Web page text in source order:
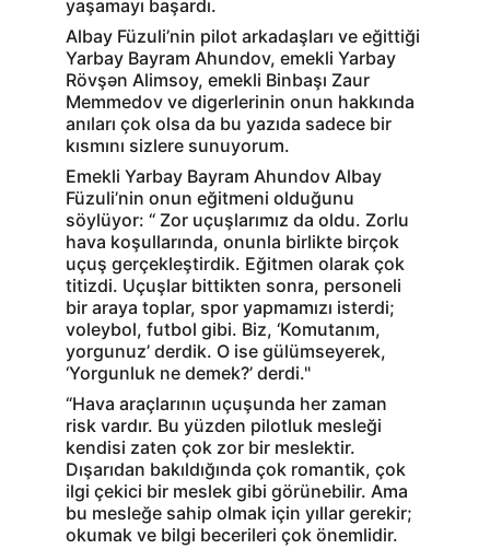
yaşamayı başardı.
Albay Füzuli’nin pilot arkadaşları ve eğittiği
Yarbay Bayram Ahundov, emekli Yarbay
Rövşən Alimsoy, emekli Binbaşı Zaur
Memmedov ve digerlerinin onun hakkında
anıları çok olsa da bu yazıda sadece bir
kısmını sizlere sunuyorum.
Emekli Yarbay Bayram Ahundov Albay
Füzuli’nin onun eğitmeni olduğunu
söylüyor: “ Zor uçuşlarımız da oldu. Zorlu
hava koşullarında, onunla birlikte birçok
uçuş gerçekleştirdik. Eğitmen olarak çok
titizdi. Uçuşlar bittikten sonra, personeli
bir araya toplar, spor yapmamızı isterdi;
voleybol, futbol gibi. Biz, ‘Komutanım,
yorgunuz’ derdik. O ise gülümseyerek,
‘Yorgunluk ne demek?’ derdi."
“Hava araçlarının uçuşunda her zaman
risk vardır. Bu yüzden pilotluk mesleği
kendisi zaten çok zor bir meslektir.
Dışarıdan bakıldığında çok romantik, çok
ilgi çekici bir meslek gibi görünebilir. Ama
bu mesleğe sahip olmak için yıllar gerekir;
okumak ve bilgi becerileri çok önemlidir.